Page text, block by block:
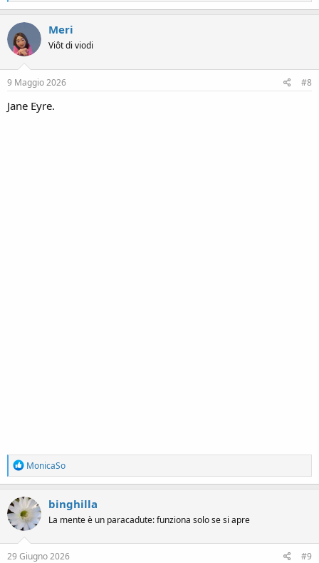
a
c
t
i
o
n
s
Meri
Viôt di viodi
9 Maggio 2026 #8
Jane Eyre.
R
e
a
c
t
i
o
n
s
MonicaSo
binghilla
La mente è un paracadute: funziona solo se si apre
29 Giugno 2026 #9